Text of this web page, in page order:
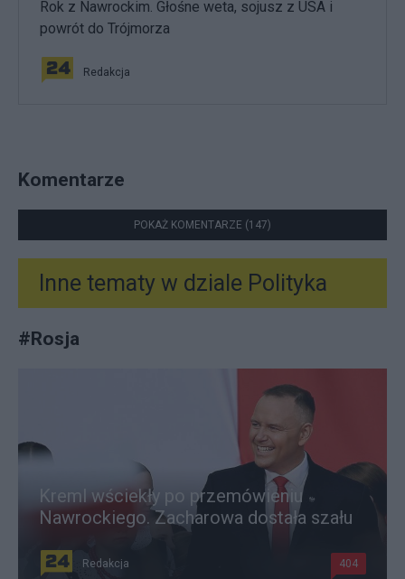
Rok z Nawrockim. Głośne weta, sojusz z USA i
powrót do Trójmorza
Redakcja
Komentarze
POKAŻ KOMENTARZE (147)
Inne tematy w dziale Polityka
#Rosja
Kreml wściekły po przemówieniu
Nawrockiego. Zacharowa dostała szału
Redakcja 404